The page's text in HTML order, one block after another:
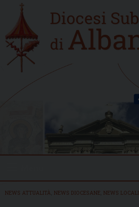
content
Home
new
NEWS ATTUALITÀ NEWS DIOCESANE NEWS LOCALI